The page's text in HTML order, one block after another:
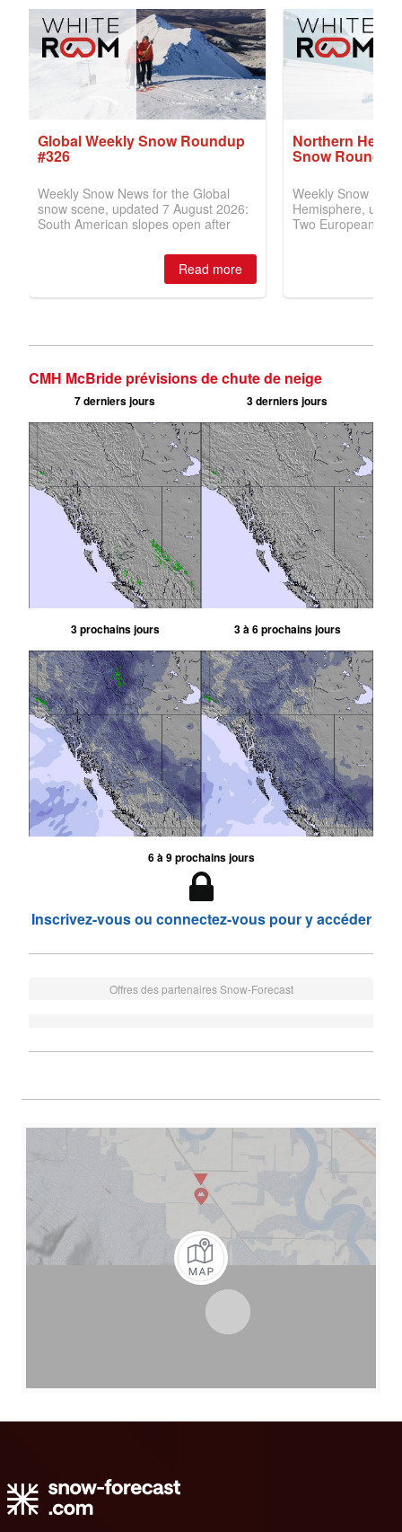
CMH McBride prévisions de chute de neige
7 derniers jours 3 derniers jours
3 prochains jours 3 à 6 prochains jours
6 à 9 prochains jours
Inscrivez-vous ou connectez-vous pour y accéder
Offres des partenaires Snow-Forecast